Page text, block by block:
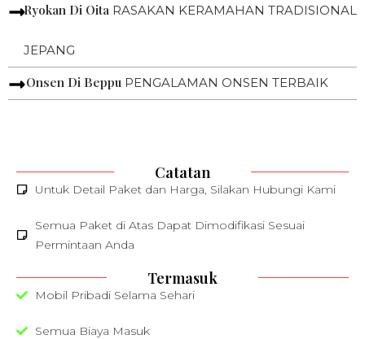
Ryokan Di Oita RASAKAN KERAMAHAN TRADISIONAL
JEPANG
Onsen Di Beppu PENGALAMAN ONSEN TERBAIK
Catatan
Untuk Detail Paket dan Harga, Silakan Hubungi Kami
Semua Paket di Atas Dapat Dimodifikasi Sesuai
Permintaan Anda
Termasuk
Mobil Pribadi Selama Sehari
Semua Biaya Masuk